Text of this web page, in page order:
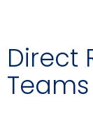
Direct
Teams